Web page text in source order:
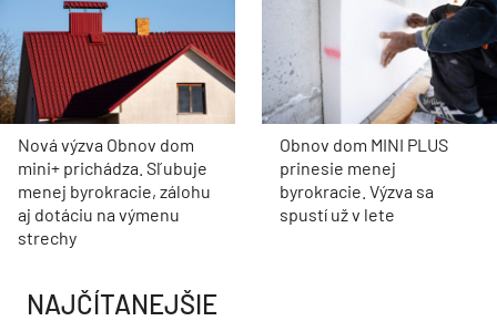
Nová výzva Obnov dom
mini+ prichádza. Sľubuje
menej byrokracie, zálohu
aj dotáciu na výmenu
strechy
Obnov dom MINI PLUS
prinesie menej
byrokracie. Výzva sa
spustí už v lete
NAJČÍTANEJŠIE